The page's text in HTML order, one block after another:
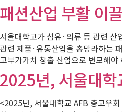
패션산업 부활 이
서울대학교가 섬유·의류 등 관련
관련 제품·유통산업을 총망라하는
고부가가치 창출 산업으로 변모해
2025년, 서울대학
<2025년, 서울대학교 AFB 총교우